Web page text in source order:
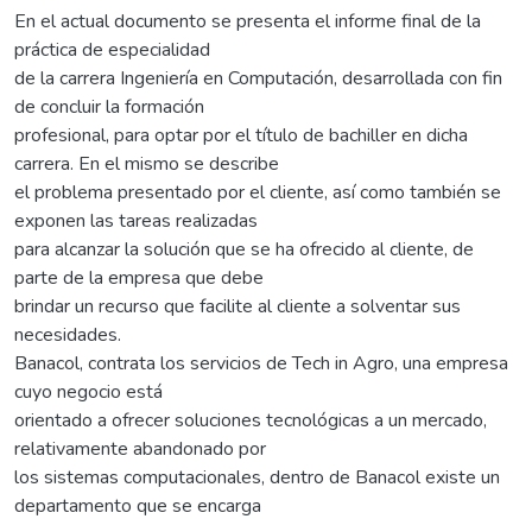
En el actual documento se presenta el informe final de la
práctica de especialidad
de la carrera Ingeniería en Computación, desarrollada con fin
de concluir la formación
profesional, para optar por el título de bachiller en dicha
carrera. En el mismo se describe
el problema presentado por el cliente, así como también se
exponen las tareas realizadas
para alcanzar la solución que se ha ofrecido al cliente, de
parte de la empresa que debe
brindar un recurso que facilite al cliente a solventar sus
necesidades.
Banacol, contrata los servicios de Tech in Agro, una empresa
cuyo negocio está
orientado a ofrecer soluciones tecnológicas a un mercado,
relativamente abandonado por
los sistemas computacionales, dentro de Banacol existe un
departamento que se encarga